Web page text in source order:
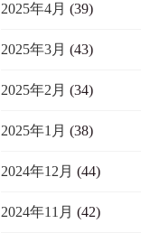
2025年4月 (39)
2025年3月 (43)
2025年2月 (34)
2025年1月 (38)
2024年12月 (44)
2024年11月 (42)